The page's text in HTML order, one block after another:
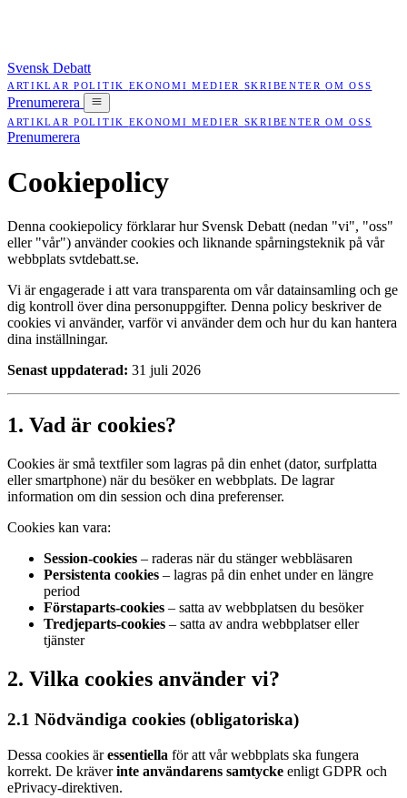
Svensk Debatt
ARTIKLARPOLITIK EKONOMIMEDIER SKRIBENTEROM OSS
Prenumerera
ARTIKLARPOLITIK EKONOMIMEDIER SKRIBENTEROM OSS
Prenumerera
Cookiepolicy
Denna cookiepolicy förklarar hur Svensk Debatt (nedan "vi", "oss"
eller "vår") använder cookies och liknande spårningsteknik på vår
webbplats svtdebatt.se.
Vi är engagerade i att vara transparenta om vår datainsamling och ge
dig kontroll över dina personuppgifter. Denna policy beskriver de
cookies vi använder, varför vi använder dem och hur du kan hantera
dina inställningar.
Senast uppdaterad: 31 juli 2026
1. Vad är cookies?
Cookies är små textfiler som lagras på din enhet (dator, surfplatta
eller smartphone) när du besöker en webbplats. De lagrar
information om din session och dina preferenser.
Cookies kan vara:
Session-cookies – raderas när du stänger webbläsaren
Persistenta cookies – lagras på din enhet under en längre
period
Förstaparts-cookies – satta av webbplatsen du besöker
Tredjeparts-cookies – satta av andra webbplatser eller
tjänster
2. Vilka cookies använder vi?
2.1 Nödvändiga cookies (obligatoriska)
Dessa cookies äressentiella för att vår webbplats ska fungera
korrekt. De kräverinte användarens samtycke enligt GDPR och
ePrivacy-direktiven.